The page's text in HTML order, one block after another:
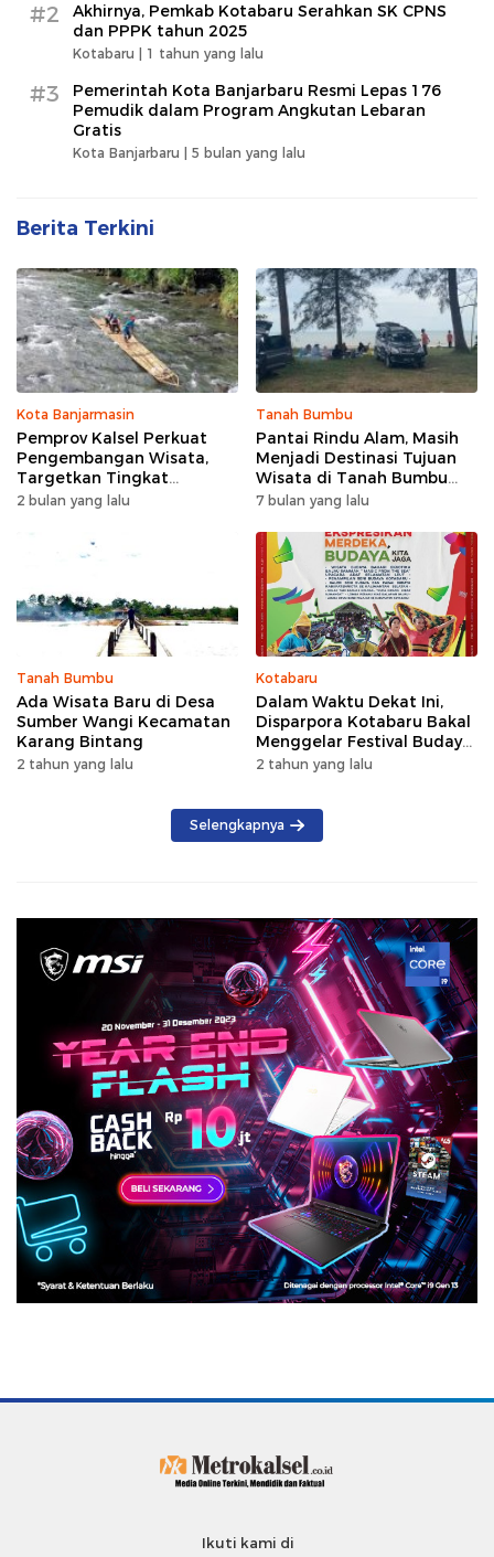
#2
Akhirnya, Pemkab Kotabaru Serahkan SK CPNS
dan PPPK tahun 2025
Kotabaru | 1 tahun yang lalu
#3
Pemerintah Kota Banjarbaru Resmi Lepas 176
Pemudik dalam Program Angkutan Lebaran
Gratis
Kota Banjarbaru | 5 bulan yang lalu
Berita Terkini
Kota Banjarmasin
Pemprov Kalsel Perkuat
Pengembangan Wisata,
Targetkan Tingkat
Kunjungan Naik 5 Persen di
2 bulan yang lalu
Tanah Bumbu
Pantai Rindu Alam, Masih
Menjadi Destinasi Tujuan
Wisata di Tanah Bumbu
dengan Rindangnya Pohon
7 bulan yang lalu
Tanah Bumbu
Ada Wisata Baru di Desa
Sumber Wangi Kecamatan
Karang Bintang
2 tahun yang lalu
Kotabaru
Dalam Waktu Dekat Ini,
Disparpora Kotabaru Bakal
Menggelar Festival Budaya
Saijaan 2024
2 tahun yang lalu
Selengkapnya
Ikuti kami di